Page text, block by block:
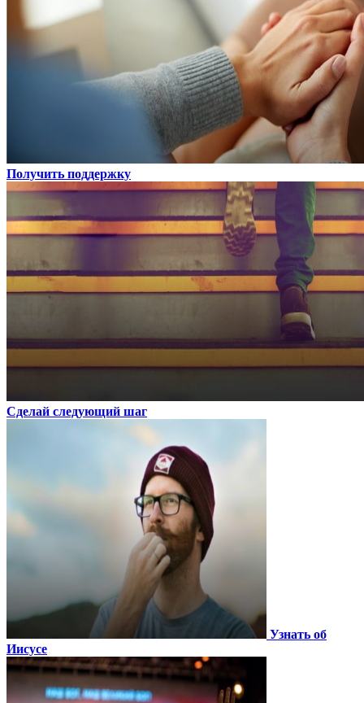
Получить поддержку
Сделай следующий шаг
Узнать об
Иисусе